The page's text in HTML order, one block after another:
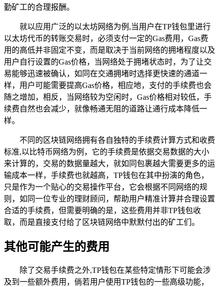
勤矿工的合理报酬。
就以应用广泛的以太坊网络为例,当用户在TP钱包里进行
以太坊代币的转账交易时，必须支付一定的Gas费用，Gas费
用的高低并非固定不变，而是取决于当前网络的拥堵程度以及
用户自行设置的Gas价格，当网络处于拥堵状态时，为了让交
易能够迅速被确认，如同在交通拥堵时选择更快速的通道一
样，用户可能需要提高Gas价格，相应地，支付的手续费也会
随之增加，相反，当网络较为空闲时，Gas价格相对较低，手
续费自然也会减少，就像畅通无阻的道路让通行成本降低一
样。
不同的区块链网络拥有各自独特的手续费计算方式和收费
标准,以比特币网络为例，它的手续费是依据交易数据的大小
来计算的，交易的数据量越大，就如同包裹越大需要更多的运
输成本一样，手续费也就越高，TP钱包在其中扮演的角色，
只是作为一个贴心的交易操作平台，它会根据不同网络的规
则，如同一位专业的理财顾问，帮助用户精准计算并合理设置
合适的手续费，但需要明确的是，这些费用并非TP钱包收
取，而是直接支付给了区块链网络中默默付出的矿工们。
其他可能产生的费用
除了交易手续费之外,TP钱包在某些特定情形下可能会涉
及到一些额外费用，倘若用户使用TP钱包的一些高级功能，